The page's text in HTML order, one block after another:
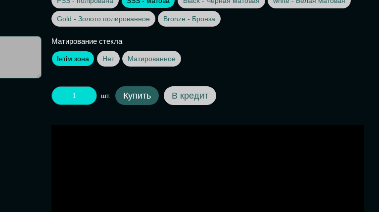
Gold - Золото полированное Bronze - Бронза
Матирование стекла
Інтім зона Нет Матированное
шт. Купить В кредит